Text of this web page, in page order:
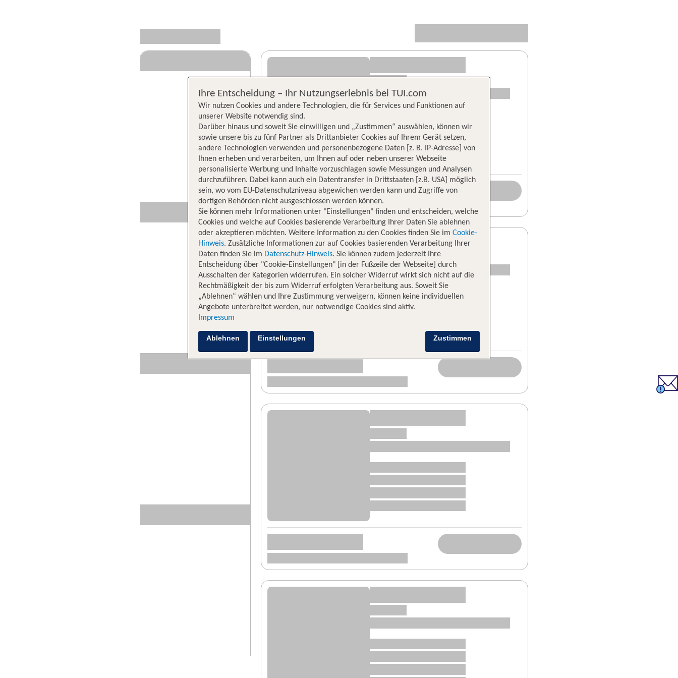
Ihre Entscheidung – Ihr Nutzungserlebnis bei TUI.com
Wir nutzen Cookies und andere Technologien, die für Services und Funktionen auf
unserer Website notwendig sind.
Darüber hinaus und soweit Sie einwilligen und „Zustimmen“ auswählen, können wir
sowie unsere bis zu fünf Partner als Drittanbieter Cookies auf Ihrem Gerät setzen,
andere Technologien verwenden und personenbezogene Daten [z. B. IP-Adresse] von
Ihnen erheben und verarbeiten, um Ihnen auf oder neben unserer Webseite
personalisierte Werbung und Inhalte vorzuschlagen sowie Messungen und Analysen
durchzuführen. Dabei kann auch ein Datentransfer in Drittstaaten [z.B. USA] möglich
sein, wo vom EU-Datenschutzniveau abgewichen werden kann und Zugriffe von
dortigen Behörden nicht ausgeschlossen werden können.
Sie können mehr Informationen unter "Einstellungen" finden und entscheiden, welche
Cookies und welche auf Cookies basierende Verarbeitung Ihrer Daten Sie ablehnen
oder akzeptieren möchten. Weitere Information zu den Cookies finden Sie im Cookie-
Hinweis. Zusätzliche Informationen zur auf Cookies basierenden Verarbeitung Ihrer
Daten finden Sie im Datenschutz-Hinweis. Sie können zudem jederzeit Ihre
Entscheidung über "Cookie-Einstellungen" [in der Fußzeile der Webseite] durch
Ausschalten der Kategorien widerrufen. Ein solcher Widerruf wirkt sich nicht auf die
Rechtmäßigkeit der bis zum Widerruf erfolgten Verarbeitung aus. Soweit Sie
„Ablehnen“ wählen und Ihre Zustimmung verweigern, können keine individuellen
Angebote unterbreitet werden, nur notwendige Cookies sind aktiv.
Impressum
Zustimmen
Ablehnen Einstellungen